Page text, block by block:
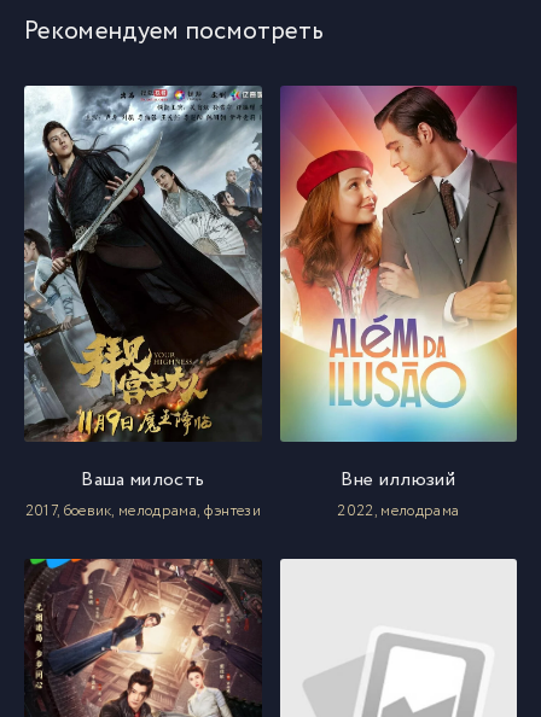
Рекомендуем посмотреть
Ваша милость
2017, боевик, мелодрама, фэнтези
Вне иллюзий
2022, мелодрама